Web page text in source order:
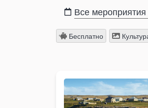
Все
Бесплатно